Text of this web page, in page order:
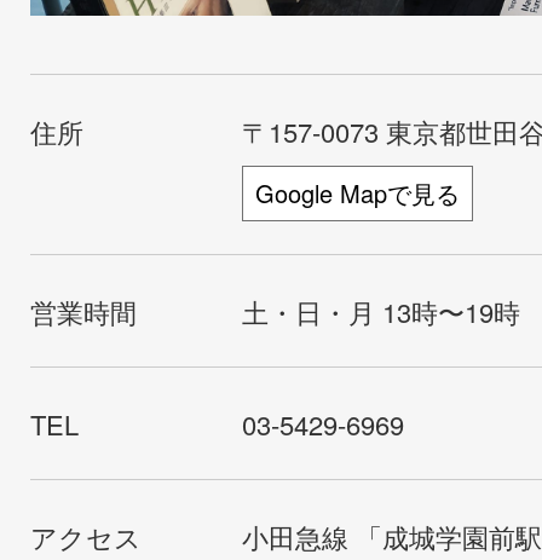
住所 〒157-0073 東京都世田
Google Mapで見る
営業時間 土・日・月 13時〜19時
TEL 03-5429-6969
アクセス
小田急線 「成城学園前